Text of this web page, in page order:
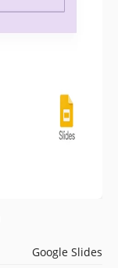
Google Slides